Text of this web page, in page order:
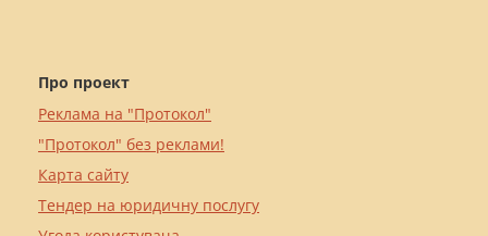
Про проект
Реклама на "Протокол"
"Протокол" без реклами!
Карта сайту
Тендер на юридичну послугу